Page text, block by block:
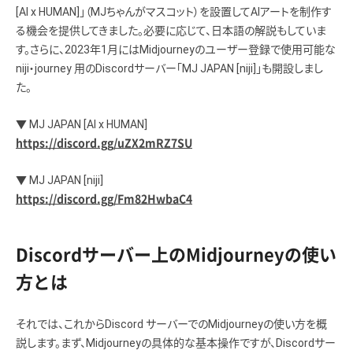
[AI x HUMAN]」（MJちゃんがマスコット）を設置してAIアートを制作す
る機会を提供してきました。必要に応じて、日本語の解説もしていま
す。さらに、2023年1月にはMidjourneyのユーザー登録で使用可能な
niji・journey 用のDiscordサーバー「MJ JAPAN [niji]」も開設しまし
た。
▼ MJ JAPAN [AI x HUMAN]
https://discord.gg/uZX2mRZ7SU
▼ MJ JAPAN [niji]
https://discord.gg/Fm82HwbaC4
Discordサーバー上のMidjourneyの使い
方とは
それでは、これからDiscord サーバーでのMidjourneyの使い方を概
説します。まず、Midjourneyの具体的な基本操作ですが、Discordサー